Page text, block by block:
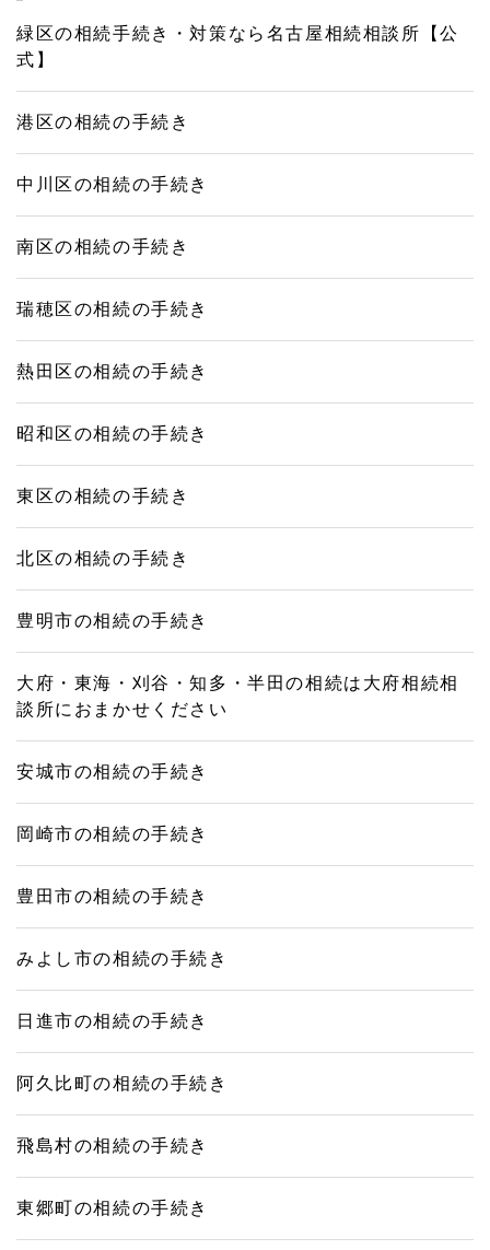
緑区の相続手続き・対策なら名古屋相続相談所【公
式】
港区の相続の手続き
中川区の相続の手続き
南区の相続の手続き
瑞穂区の相続の手続き
熱田区の相続の手続き
昭和区の相続の手続き
東区の相続の手続き
北区の相続の手続き
豊明市の相続の手続き
大府・東海・刈谷・知多・半田の相続は大府相続相
談所におまかせください
安城市の相続の手続き
岡崎市の相続の手続き
豊田市の相続の手続き
みよし市の相続の手続き
日進市の相続の手続き
阿久比町の相続の手続き
飛島村の相続の手続き
東郷町の相続の手続き